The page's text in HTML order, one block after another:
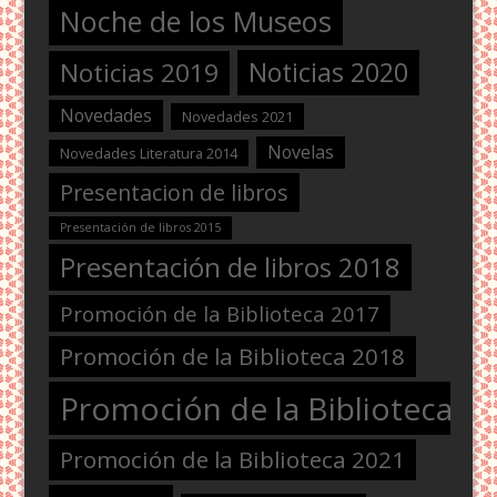
Noche de los Museos
Noticias 2019 Noticias 2020
Novedades
Novedades 2021
Novedades Literatura 2014
Novelas
Presentacion de libros
Presentación de libros 2015
Presentación de libros 2018
Promoción de la Biblioteca 2017
Promoción de la Biblioteca 2018
Promoción de la Biblioteca
Promoción de la Biblioteca 2021